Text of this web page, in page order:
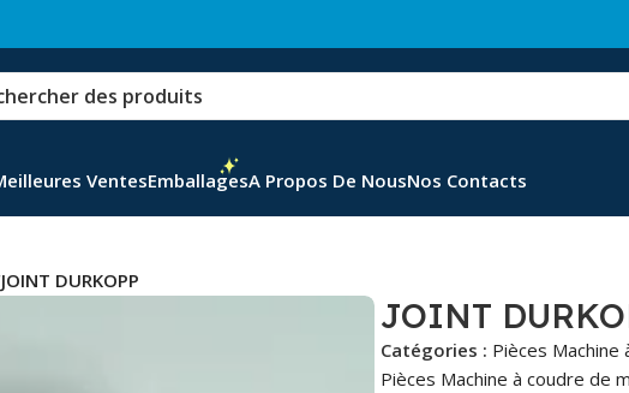
VentesEmballagesA Propos De NousNos Contacts
JOINT DURKOPP
JOINT
Catégories : Pièces Machine
Pièces Machine à coudre de